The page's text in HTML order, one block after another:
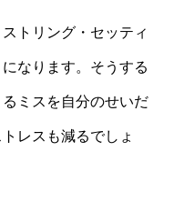
トリング・セッティ
なります。そうする
ミスを自分のせいだ
レスも減るでしょ